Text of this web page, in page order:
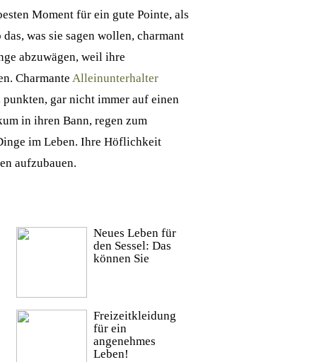
Moment für ein gute Pointe, als
was sie sagen wollen, charmant
abzuwägen, weil ihre
Charmante Alleinunterhalter
gar nicht immer auf einen
in ihren Bann, regen zum
im Leben. Ihre Höflichkeit
aufzubauen.
Neues Leben für
den Sessel: Das
können Sie
Freizeitkleidung
für ein
angenehmes
Leben!